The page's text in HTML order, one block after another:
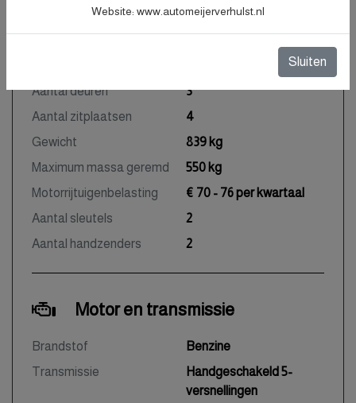
Zwart Metallic
Aantal deuren
3
Aantal zitplaatsen
4
Gewicht
839 kg
Maximum massa geremd
550 kg
Motorrijtuigenbelasting
€ 70 - 76 per kwartaal
Aantal sleutels
2
Aantal handzenders
2
Motor en transmissie
Brandstof
Benzine
Transmissie
Handgeschakeld 5-
versnellingen
Website: www.automeijerverhulst.nl
Sluiten